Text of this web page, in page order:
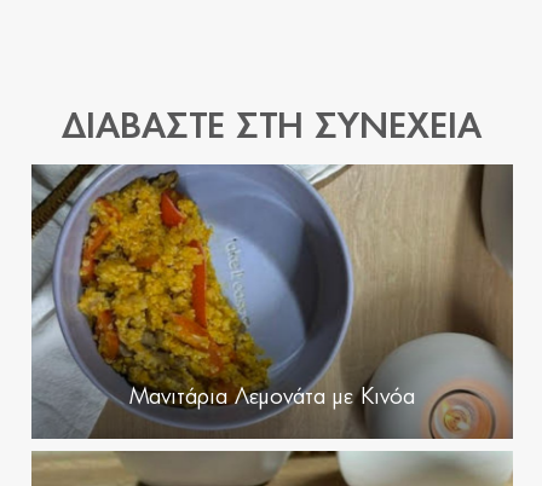
ΔΙΑΒΑΣΤΕ ΣΤΗ ΣΥΝΕΧΕΙΑ
Μανιτάρια Λεμονάτα με Κινόα